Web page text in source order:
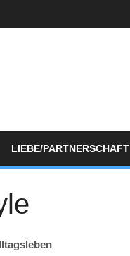
LIEBE/PARTNERSCHAFT